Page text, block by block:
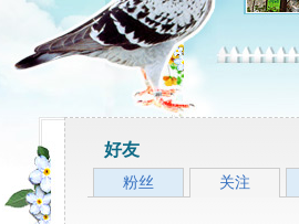
好友
粉丝 关注